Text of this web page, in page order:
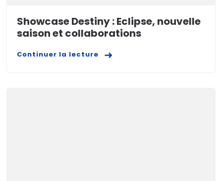
Showcase Destiny : Eclipse, nouvelle
saison et collaborations
Continuer la lecture